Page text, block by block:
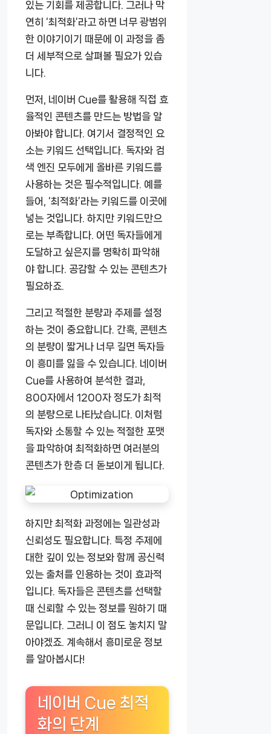
있는 기회를 제공합니다. 그러나 막
연히 ‘최적화’라고 하면 너무 광범위
한 이야기이기 때문에 이 과정을 좀
더 세부적으로 살펴볼 필요가 있습
니다.
먼저, 네이버 Cue를 활용해 직접 효
율적인 콘텐츠를 만드는 방법을 알
아봐야 합니다. 여기서 결정적인 요
소는 키워드 선택입니다. 독자와 검
색 엔진 모두에게 올바른 키워드를
사용하는 것은 필수적입니다. 예를
들어, ‘최적화’라는 키워드를 이곳에
넣는 것입니다. 하지만 키워드만으
로는 부족합니다. 어떤 독자들에게
도달하고 싶은지를 명확히 파악해
야 합니다. 공감할 수 있는 콘텐츠가
필요하죠.
그리고 적절한 분량과 주제를 설정
하는 것이 중요합니다. 간혹, 콘텐츠
의 분량이 짧거나 너무 길면 독자들
이 흥미를 잃을 수 있습니다. 네이버
Cue를 사용하여 분석한 결과,
800자에서 1200자 정도가 최적
의 분량으로 나타났습니다. 이처럼
독자와 소통할 수 있는 적절한 포맷
을 파악하여 최적화하면 여러분의
콘텐츠가 한층 더 돋보이게 됩니다.
하지만 최적화 과정에는 일관성과
신뢰성도 필요합니다. 특정 주제에
대한 깊이 있는 정보와 함께 공신력
있는 출처를 인용하는 것이 효과적
입니다. 독자들은 콘텐츠를 선택할
때 신뢰할 수 있는 정보를 원하기 때
문입니다. 그러니 이 점도 놓치지 말
아야겠죠. 계속해서 흥미로운 정보
를 알아봅시다!
네이버 Cue 최적
화의 단계